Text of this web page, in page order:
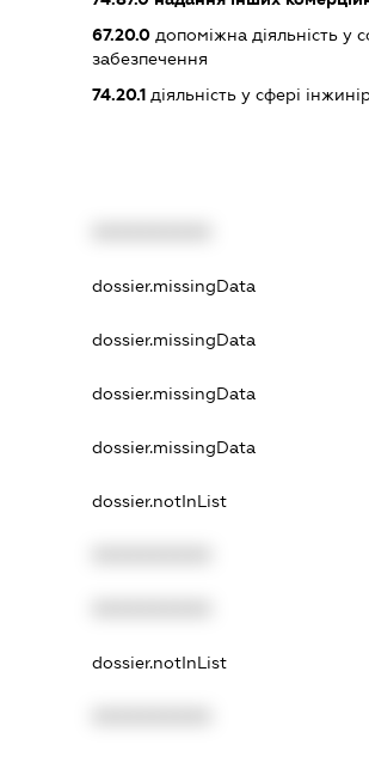
67.20.0допоміжна діяльність у
забезпечення
74.20.1діяльність у сфері
dossier.missingData
dossier.missingData
dossier.missingData
dossier.missingData
dossier.notInList
dossier.notInList